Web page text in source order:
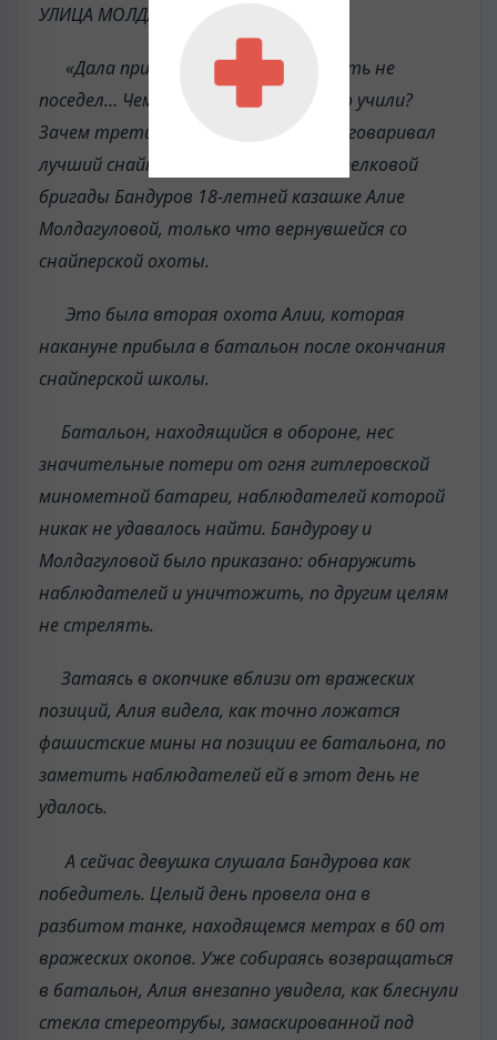
УЛИЦА МОЛДАГУЛОВОЙ
«Дала прикурить! Я из-за тебя чуть не
поседел… Чему вас в училище только учили?
Зачем третий раз стреляла?» — выговаривал
лучший снайпер 54-й отдельной стрелковой
бригады Бандуров 18-летней казашке Алие
Молдагуловой, только что вернувшейся со
снайперской охоты.
Это была вторая охота Алии, которая
накануне прибыла в батальон после окончания
снайперской школы.
Батальон, находящийся в обороне, нес
значительные потери от огня гитлеровской
минометной батареи, наблюдателей которой
никак не удавалось найти. Бандурову и
Молдагуловой было приказано: обнаружить
наблюдателей и уничтожить, по другим целям
не стрелять.
Затаясь в окопчике вблизи от вражеских
позиций, Алия видела, как точно ложатся
фашистские мины на позиции ее батальона, по
заметить наблюдателей ей в этот день не
удалось.
А сейчас девушка слушала Бандурова как
победитель. Целый день провела она в
разбитом танке, находящемся метрах в 60 от
вражеских окопов. Уже собираясь возвращаться
в батальон, Алия внезапно увидела, как блеснули
стекла стереотрубы, замаскированной под